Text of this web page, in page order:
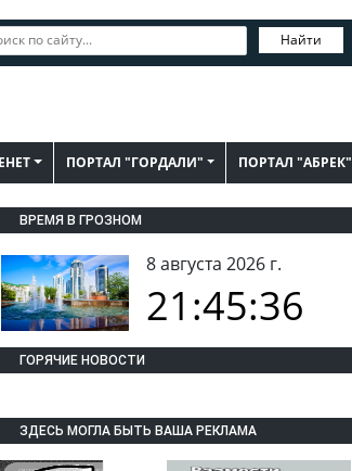
Найти
ПОРТАЛ "ГОРДАЛИ" ПОРТАЛ "АБРЕК"
ВРЕМЯ В ГРОЗНОМ
8 августа 2026 г.
21:45:36
ГОРЯЧИЕ НОВОСТИ
ЗДЕСЬ МОГЛА БЫТЬ ВАША РЕКЛАМА